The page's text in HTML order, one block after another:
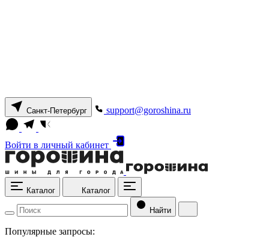
Санкт-Петербург support@goroshina.ru
Войти в личный кабинет
Каталог Каталог
Найти
Популярные запросы: